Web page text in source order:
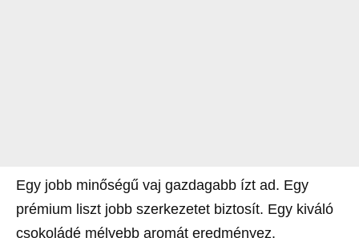
Egy jobb minőségű vaj gazdagabb ízt ad. Egy
prémium liszt jobb szerkezetet biztosít. Egy kiváló
csokoládé mélyebb aromát eredményez.